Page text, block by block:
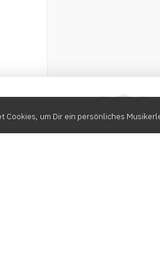
Cookies, um Dir ein persönliches